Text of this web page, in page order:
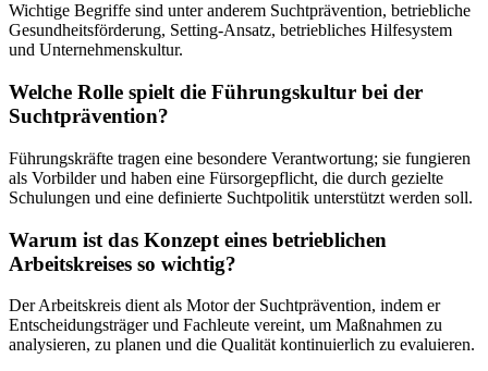
Wichtige Begriffe sind unter anderem Suchtprävention, betriebliche
Gesundheitsförderung, Setting-Ansatz, betriebliches Hilfesystem
und Unternehmenskultur.
Welche Rolle spielt die Führungskultur bei der
Suchtprävention?
Führungskräfte tragen eine besondere Verantwortung; sie fungieren
als Vorbilder und haben eine Fürsorgepflicht, die durch gezielte
Schulungen und eine definierte Suchtpolitik unterstützt werden soll.
Warum ist das Konzept eines betrieblichen
Arbeitskreises so wichtig?
Der Arbeitskreis dient als Motor der Suchtprävention, indem er
Entscheidungsträger und Fachleute vereint, um Maßnahmen zu
analysieren, zu planen und die Qualität kontinuierlich zu evaluieren.